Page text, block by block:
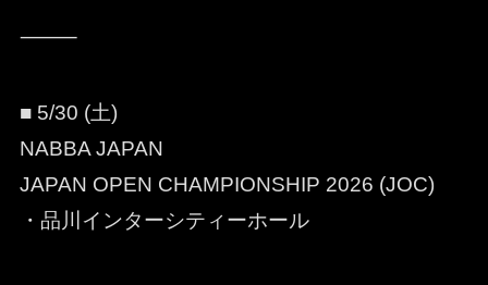
⸻
■ 5/30 (土)
NABBA JAPAN
JAPAN OPEN CHAMPIONSHIP 2026 (JOC)
・品川インターシティーホール